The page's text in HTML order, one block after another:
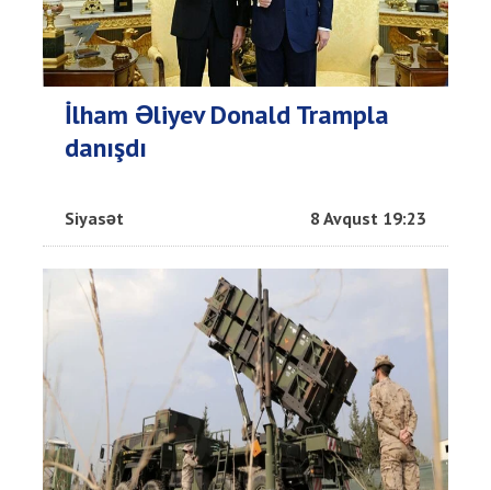
İlham Əliyev Donald Trampla
danışdı
Siyasət 8 Avqust 19:23